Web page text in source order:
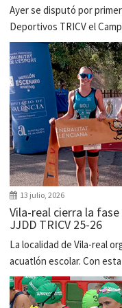
Ayer se disputó por
Deportivos TRICV el
13 julio, 2026
Vila-real cierra la
JJDD TRICV 25-26
La localidad de Vila-real
acuatlón escolar. Con